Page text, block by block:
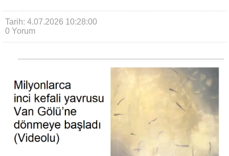
Tarih: 4.07.2026 10:28:00
0 Yorum